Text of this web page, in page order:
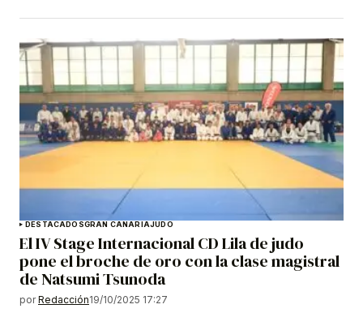
DESTACADOSGRAN CANARIAJUDO
El IV Stage Internacional CD Lila de judo
pone el broche de oro con la clase magistral
de Natsumi Tsunoda
por Redacción19/10/2025 17:27